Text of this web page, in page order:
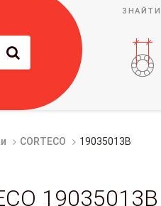
CORTECO 19035013B
19035013B